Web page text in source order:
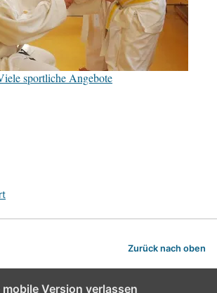
sportliche Angebote
Zurück nach oben
mobile Version verlassen